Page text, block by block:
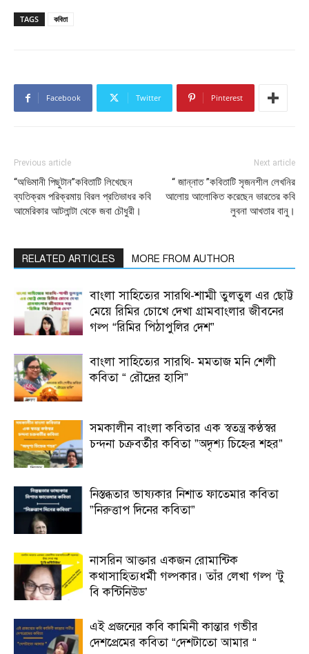
TAGS কবিতা
Facebook Twitter Pinterest
Previous article
“অভিমানী পিছুটান”কবিতাটি লিখেছেন
ব্যতিক্রম পরিক্রমায় বিরল প্রতিভাধর কবি
আমেরিকার আটলান্টা থেকে জবা চৌধুরী।
Next article
“ জান্নাত ”কবিতাটি সৃজনশীল লেখনির
আলোয় আলোকিত করেছেন ভারতের কবি
লুবনা আখতার বানু।
RELATED ARTICLES MORE FROM AUTHOR
বাংলা সাহিত্যের সারথি-শাম্মী তুলতুল এর ছোট্ট
মেয়ে রিমির চোখে দেখা গ্রামবাংলার জীবনের
গল্প “রিমির পিঠাপুলির দেশ”
বাংলা সাহিত্যের সারথি- মমতাজ মনি শেলী
কবিতা “ রৌদ্রের হাসি”
সমকালীন বাংলা কবিতার এক স্বতন্ত্র কণ্ঠস্বর
চন্দনা চক্রবর্তীর কবিতা ”অদৃশ্য চিহ্নের শহর”
নিস্তব্ধতার ভাষ্যকার নিশাত ফাতেমার কবিতা
”নিরুত্তাপ দিনের কবিতা”
নাসরিন আক্তার একজন রোমান্টিক
কথাসাহিত্যধর্মী গল্পকার। তাঁর লেখা গল্প ‘টু
বি কন্টিনিউড’
এই প্রজন্মের কবি কামিনী কান্তার গভীর
দেশপ্রেমের কবিতা “দেশটাতো আমার “